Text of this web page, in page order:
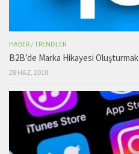
HABER /TRENDLER
B2B’de Marka Hikayesi Oluşturmak
28 HAZ, 2018